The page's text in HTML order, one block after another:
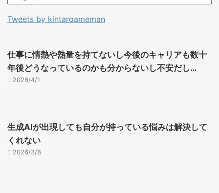
Tweets by kintaroameman
仕事に情熱や熱量を持てないし今後のキャリアも数十
年後どうなっているのかも分からないし不安だし…
2026/4/1
生成AIが出現しても自分が持っている悩みは解決して
くれない
2026/3/8